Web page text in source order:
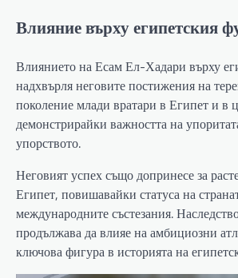
Влияние върху египетския
Влиянието на Есам Ел-Хадари върху
надхвърля неговите постижения на
поколение млади вратари в Египет и в
демонстрирайки важността на
упорството.
Неговият успех също допринесе за
Египет, повишавайки статуса на
международните състезания.
продължава да влияе на амбициозни
ключова фигура в историята на